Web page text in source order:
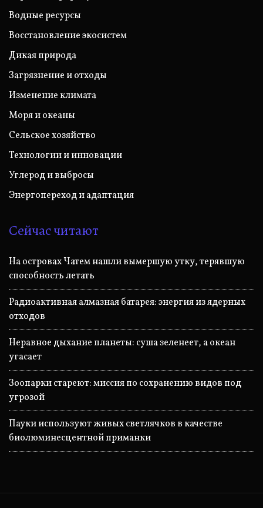
Водные ресурсы
Восстановление экосистем
Дикая природа
Загрязнение и отходы
Изменение климата
Моря и океаны
Сельское хозяйство
Технологии и инновации
Углерод и выбросы
Энергопереход и адаптация
Сейчас читают
На островах Чатем нашли вымершую утку, терявшую
способность летать
Радиоактивная алмазная батарея: энергия из ядерных
отходов
Неравное дыхание планеты: суша зеленеет, а океан
угасает
Зоопарки стареют: миссия по сохранению видов под
угрозой
Пауки используют живых светлячков в качестве
биолюминесцентной приманки